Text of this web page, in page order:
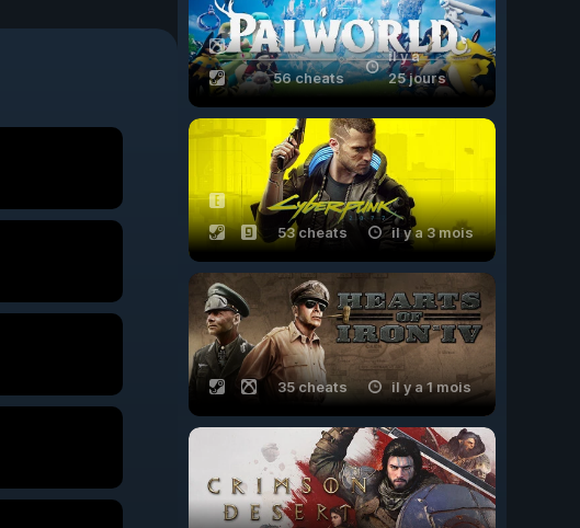
56 cheats
il y a
25 jours
53 cheats il y a 3 mois
35 cheats il y a 1 mois